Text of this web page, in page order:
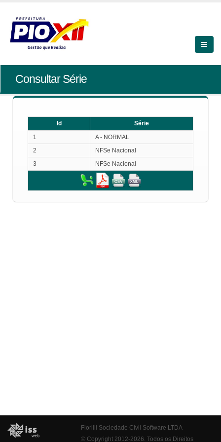
Consultar Série
Id
Série
1
A - NORMAL
2
NFSe Nacional
3
NFSe Nacional
Fiorilli Sociedade Civil Software LTDA
© Copyright 2012-2026. Todos os Direitos